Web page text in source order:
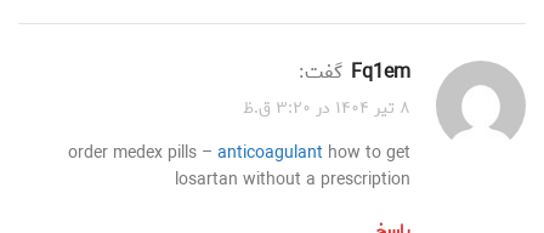
fq1em گفت:
۸ تیر ۱۴۰۴ در ۳:۲۰ ق.ظ
order medex pills – anticoagulant how to get
losartan without a prescription